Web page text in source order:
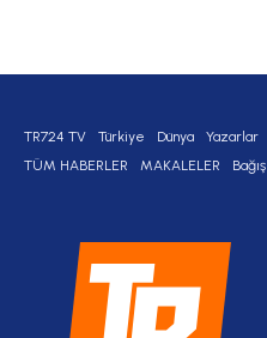
TR724 TV Türkiye Dünya Yazarlar
TÜM HABERLER
MAKALELER Bağış